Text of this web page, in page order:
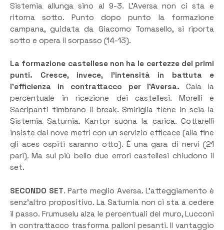
Sistemia allunga sino al 9-3. L’Aversa non ci sta e
ritorna sotto. Punto dopo punto la formazione
campana, guidata da Giacomo Tomasello, si riporta
sotto e opera il sorpasso (14-13).
La formazione castellese non ha le certezze dei primi
punti. Cresce, invece, l’intensità in battuta e
l’efficienza in contrattacco per l’Aversa. Cala la
percentuale in ricezione dei castellesi. Morelli e
Sacripanti timbrano il break. Smiriglia tiene in scia la
Sistemia Saturnia. Kantor suona la carica. Cottarelli
insiste dai nove metri con un servizio efficace (alla fine
gli aces ospiti saranno otto). È una gara di nervi (21
pari). Ma sul più bello due errori castellesi chiudono il
set.
SECONDO SET. Parte meglio Aversa. L’atteggiamento è
senz’altro propositivo. La Saturnia non ci sta a cedere
il passo. Frumuselu alza le percentuali del muro, Lucconi
in contrattacco trasforma palloni pesanti. Il vantaggio